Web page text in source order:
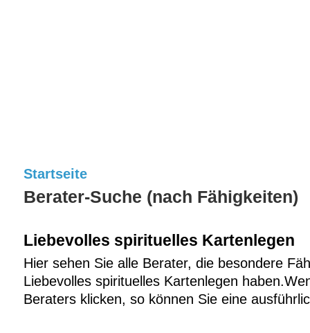
Startseite
Berater-Suche (nach Fähigkeiten)
Liebevolles spirituelles Kartenlegen
Hier sehen Sie alle Berater, die besondere
Liebevolles spirituelles Kartenlegen
Beraters klicken, so können Sie eine